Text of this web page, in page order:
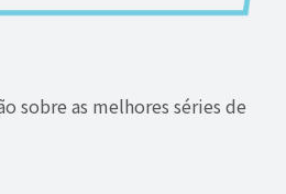
sobre as melhores séries de